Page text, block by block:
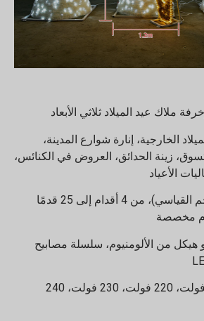
عيد الميلاد ثلاثي الأبعاد
الخارجية، إنارة شوارع المدينة،
زينة الحدائق، العروض في الكنائس،
الأعياد
الحجم: 180 سم (الحجم القياسي)، من 4 أقدام إلى 25 قدمًا
من الألومنيوم، سلسلة مصابيح
الجهد الكهربائي: 110 فولت، 220 فولت، 230 فولت، 240